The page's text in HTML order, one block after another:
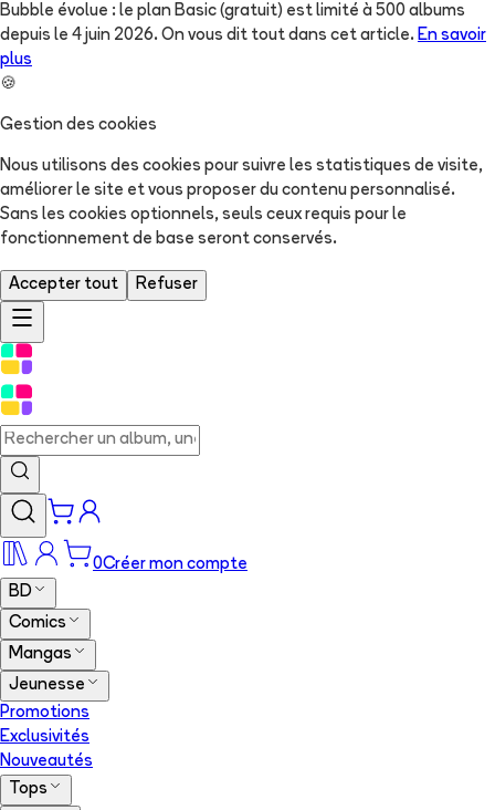
Bubble évolue : le plan Basic (gratuit) est limité à 500 albums
depuis le 4 juin 2026. On vous dit tout dans cet article. En savoir
plus
🍪
Gestion des cookies
Nous utilisons des cookies pour suivre les statistiques de visite,
améliorer le site et vous proposer du contenu personnalisé.
Sans les cookies optionnels, seuls ceux requis pour le
fonctionnement de base seront conservés.
Accepter tout Refuser
0Créer mon compte
BD
Comics
Mangas
Jeunesse
Promotions
Exclusivités
Nouveautés
Tops